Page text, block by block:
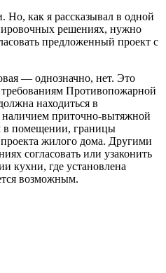
как я рассказывал в одной
решениях, нужно
предложенный проект с
— однозначно, нет. Это
Противопожарной
находиться в
приточно-вытяжной
в помещении, границы
жилого дома. Другими
согласовать или узаконить
кухни, где установлена
возможным.